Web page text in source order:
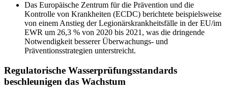
Das Europäische Zentrum für die Prävention und die
Kontrolle von Krankheiten (ECDC) berichtete beispielsweise
von einem Anstieg der Legionärskrankheitsfälle in der EU/im
EWR um 26,3 % von 2020 bis 2021, was die dringende
Notwendigkeit besserer Überwachungs- und
Präventionsstrategien unterstreicht.
Regulatorische Wasserprüfungsstandards
beschleunigen das Wachstum